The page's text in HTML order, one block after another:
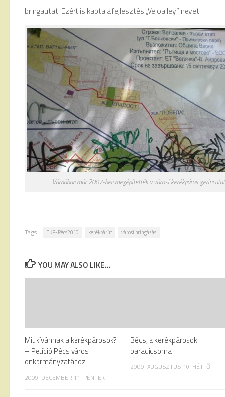
bringautat. Ezért is kapta a fejlesztés „Veloalley” nevet.
Várnában már 2007-ben megépítették a városí kerékpáros gerincutat
Tags: EKF-Pécs2010 kerékpárút városi bringázás
YOU MAY ALSO LIKE...
Mit kívánnak a kerékpárosok?
– Petíció Pécs város
önkormányzatához
2009. DECEMBER 11. PÉNTEK
Bécs, a kerékpárosok
paradicsoma
2009. AUGUSZTUS 10. HÉTFŐ